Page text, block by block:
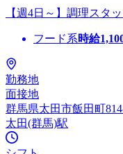
【週4日～】調理スタ
フード系時給
勤務地
面接地
群馬県太田市飯田町
太田(群馬)駅